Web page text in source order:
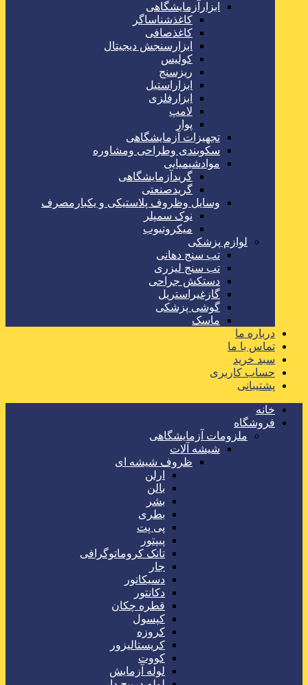
ابزارآزمایشگاهی
کاغذشناساگر
کاغذصافی
ابزارسنجش دیجیتال
کولیس
ریزسنج
ابزاراستیل
ابزارفلزی
لامپ
پوار
تجهیزات آزمایشگاهی
سکوبندی وطراحی ومشاوره
موادشیمیایی
گریدآزمایشگاهی
گریدصنعتی
وسایل وظروف پلاستیکی و یکبارمصرف
نوک سمپلر
میکروتیوب
لوازم پزشکی
تب سنج دهانی
تب سنج لیزری
دستکش جراحی
گازغیراستریل
گوشی پزشکی
ماسک
درباره ما
تماس با ما
سبد خرید
حساب کاربری
پشتیبانی
خانه
فروشگاه
ملزومات آزمایشگاهی
شیشه آلات
ظروف شیشه ای
ارلن
بالن
بشر
بطری
پی پت
پیپتور
تانک کروماتوگرافی
جار
دسیکاتور
دکانتور
قطره چکان
کپسول
کروزه
کریستالیزور
کووت
لوله آزمایش